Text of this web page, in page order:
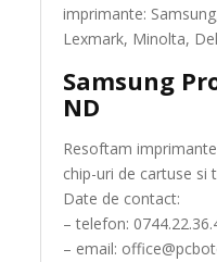
imprimante:
Lexmark, Minolta,
Samsung
ND
Resoftam
chip-uri de cartuse si
Date de contact:
– telefon:
– email: